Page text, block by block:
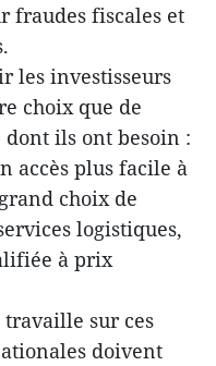
fraudes fiscales et
les investisseurs
choix que de
ils ont besoin :
accès plus facile à
choix de
logistiques,
à prix
sur ces
doivent